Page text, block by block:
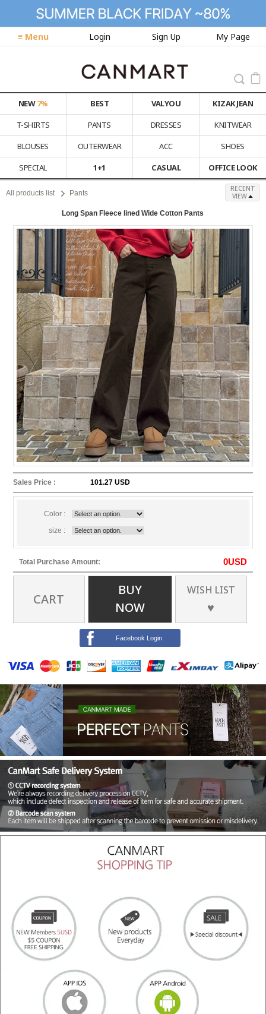
≡ Menu Login Sign Up My Page
NEW7% BEST VALYOU
KIZAK JEAN
T-SHIRTS
PANTS DRESSES
KNITWEAR
BLOUSES
OUTERWEAR ACC
SHOES
SPECIAL
1+1 CASUAL OFFICE LOOK
All products list Pants
RECENT
VIEW
Long Span Fleece lined Wide Cotton Pants
Sales Price : 101.27 USD
Color :
size :
Total Purchase Amount: 0USD
CART
BUY
NOW
WISH LIST
♥
Facebook Login